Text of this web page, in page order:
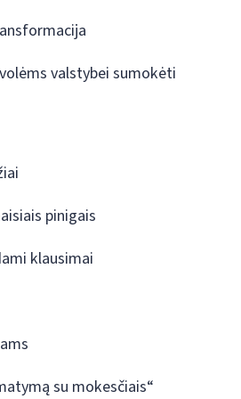
valstybei sumokėti
pinigais
klausimai
su mokesčiais“